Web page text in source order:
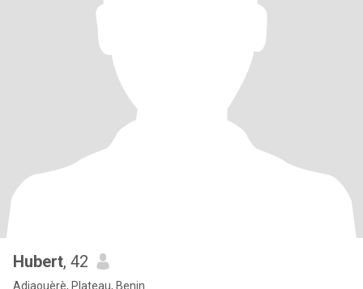
Hubert, 42
Adjaouèrè, Plateau, Benin